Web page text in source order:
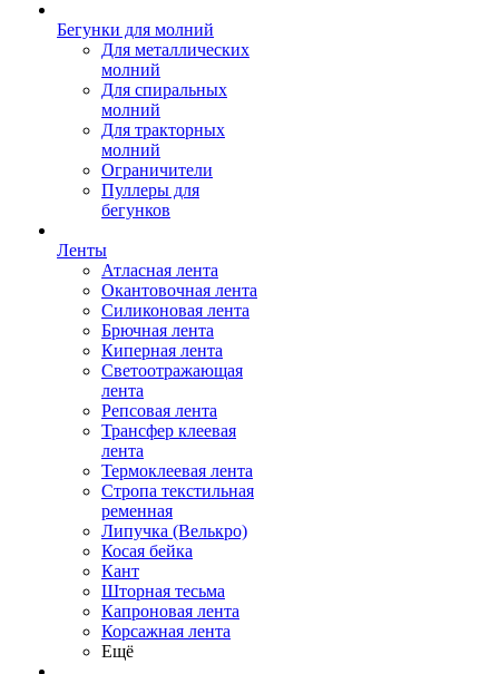
Бегунки для молний
Для металлических
молний
Для спиральных
молний
Для тракторных
молний
Ограничители
Пуллеры для
бегунков
Ленты
Атласная лента
Окантовочная лента
Силиконовая лента
Брючная лента
Киперная лента
Светоотражающая
лента
Репсовая лента
Трансфер клеевая
лента
Термоклеевая лента
Стропа текстильная
ременная
Липучка (Велькро)
Косая бейка
Кант
Шторная тесьма
Капроновая лента
Корсажная лента
Ещё